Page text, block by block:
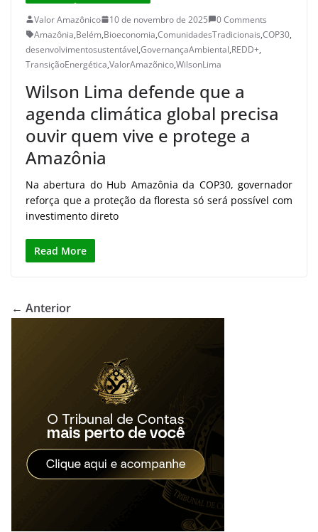
Valor Amazônico 10 de novembro de 2025
0 Comments
Amazônia,Belém,Bioeconomia,ComunidadesTradicionais,COP30,
desenvolvimentosustentável,GovernançaAmbiental,REDD+,
TransiçãoEnergética,ValorAmazõnico,WilsonLima
Wilson Lima defende que a
agenda climática global precisa
ouvir quem vive e protege a
Amazônia
Na abertura do Hub Amazônia da COP30, governador
reforça que a proteção da floresta só será possível com
investimento direto
Read More
← Anterior